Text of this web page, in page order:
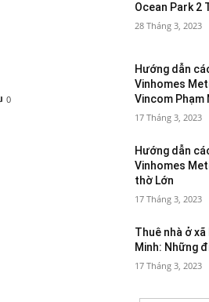
0
Ocean Park 2
28 Tháng 3, 2023
Hướng dẫn
Vinhomes
Vincom Phạm
17 Tháng 3, 2023
Hướng dẫn
Vinhomes
thờ Lớn
17 Tháng 3, 2023
Thuê nhà ở xã
Minh: Những
17 Tháng 3, 2023